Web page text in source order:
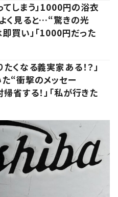
てしまう」1000円の浴衣
く見ると…“驚きの光
買い」「1000円だった
くなる義実家ある！？」
“衝撃のメッセー
省する！」「私が行きた